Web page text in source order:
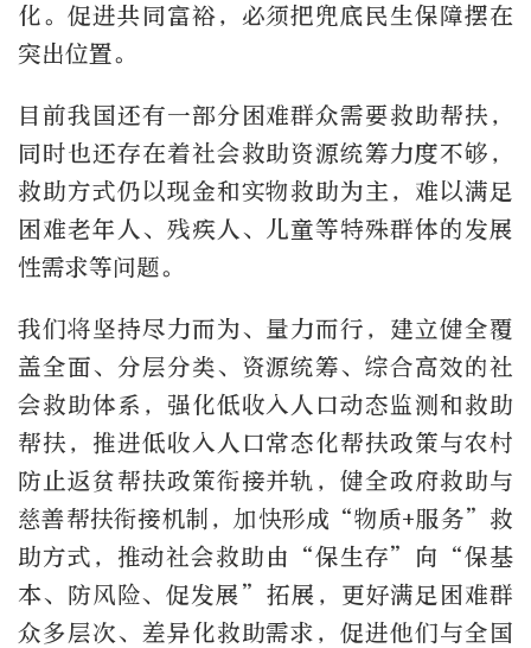
化。促进共同富裕，必须把兜底民生保障摆在
突出位置。
目前我国还有一部分困难群众需要救助帮扶，
同时也还存在着社会救助资源统筹力度不够，
救助方式仍以现金和实物救助为主，难以满足
困难老年人、残疾人、儿童等特殊群体的发展
性需求等问题。
我们将坚持尽力而为、量力而行，建立健全覆
盖全面、分层分类、资源统筹、综合高效的社
会救助体系，强化低收入人口动态监测和救助
帮扶，推进低收入人口常态化帮扶政策与农村
防止返贫帮扶政策衔接并轨，健全政府救助与
慈善帮扶衔接机制，加快形成“物质+服务”救
助方式，推动社会救助由“保生存”向“保基
本、防风险、促发展”拓展，更好满足困难群
众多层次、差异化救助需求，促进他们与全国